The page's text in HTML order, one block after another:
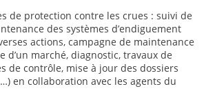
de protection contre les crues : suivi de
des systèmes d’endiguement
actions, campagne de maintenance
d’un marché, diagnostic, travaux de
de contrôle, mise à jour des dossiers
en collaboration avec les agents du